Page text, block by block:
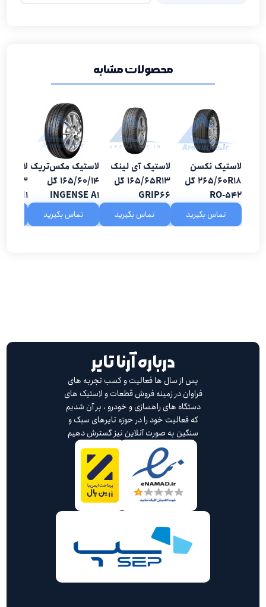
محصولات مشابه
لاستیک نکسن
265/60R18 گل
RO-542
تماس بگیرید
لاستیک آی لینک
165/65R13 گل
GRIP66
تماس بگیرید
لاستیک مکس‌تریک
165/60/14 گل
INGENSE A1
تماس بگیرید
M1
درباره آرنا تایر
پس از سال ها فعالیت و کسب تجربه های
فراوان در زمینه فروش قطعات و لاستیک های
دستگاه های راهسازی و خودرو ، بر آن شدیم
که فعالیت خود را در حوزه تایرهای سبک و
سنگین به صورت آنلاین نیز گسترش دهیم